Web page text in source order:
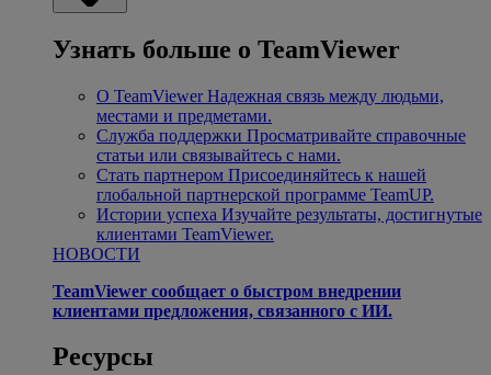
Узнать больше о TeamViewer
О TeamViewer Надежная связь между людьми,
местами и предметами.
Служба поддержки Просматривайте справочные
статьи или связывайтесь с нами.
Стать партнером Присоединяйтесь к нашей
глобальной партнерской программе TeamUP.
Истории успеха Изучайте результаты, достигнутые
клиентами TeamViewer.
НОВОСТИ
TeamViewer сообщает о быстром внедрении
клиентами предложения, связанного с ИИ.
Ресурсы